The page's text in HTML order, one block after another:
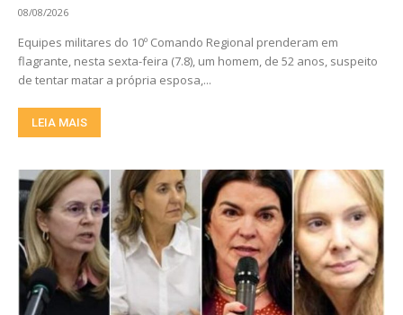
08/08/2026
Equipes militares do 10º Comando Regional prenderam em
flagrante, nesta sexta-feira (7.8), um homem, de 52 anos, suspeito
de tentar matar a própria esposa,...
LEIA MAIS